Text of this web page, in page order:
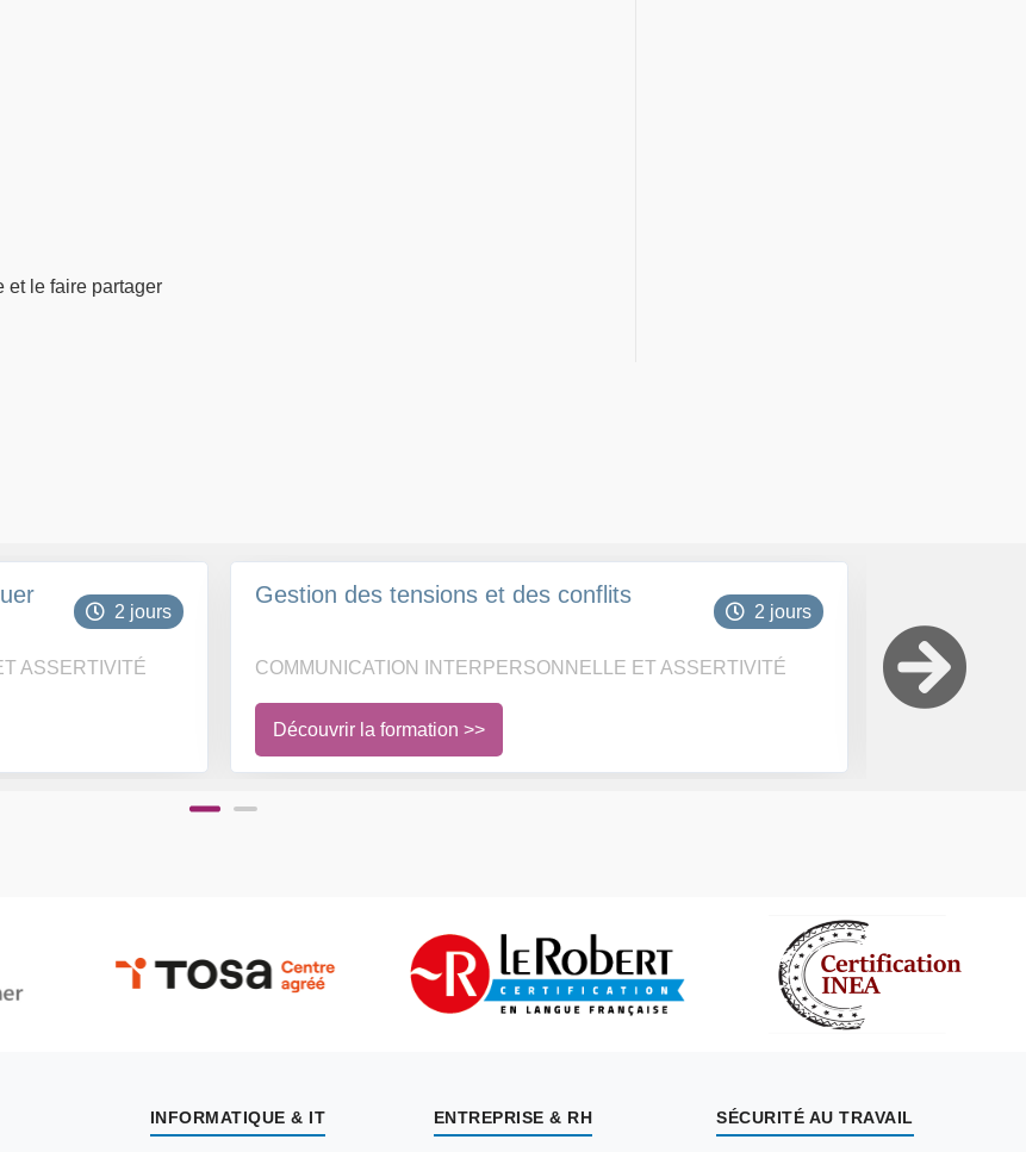
et le faire partager
2 jours
ASSERTIVITÉ
Gestion des tensions et des conflits
2 jours
COMMUNICATION INTERPERSONNELLE ET ASSERTIVITÉ
Découvrir la formation >>
relations
INFORMATIQUE & IT ENTREPRISE & RH SÉCURITÉ AU TRAVAIL